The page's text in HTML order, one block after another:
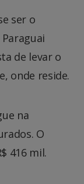
ser o
de levar o
onde reside.
na
O
416 mil.